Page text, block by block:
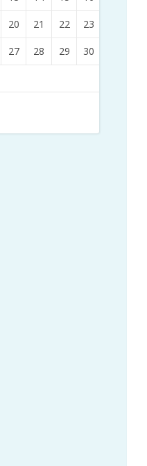
20 21 22 23
27 28 29 30